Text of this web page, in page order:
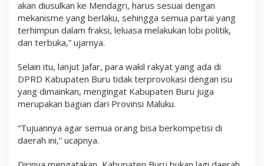
akan diusulkan ke Mendagri, harus sesuai dengan
mekanisme yang berlaku, sehingga semua partai yang
terhimpun dalam fraksi, leluasa melakukan lobi politik,
dan terbuka,” ujarnya.
Selain itu, lanjut Jafar, para wakil rakyat yang ada di
DPRD Kabupaten Buru tidak terprovokasi dengan isu
yang dimainkan, mengingat Kabupaten Buru juga
merupakan bagian dari Provinsi Maluku.
“Tujuannya agar semua orang bisa berkompetisi di
daerah ini,” ucapnya.